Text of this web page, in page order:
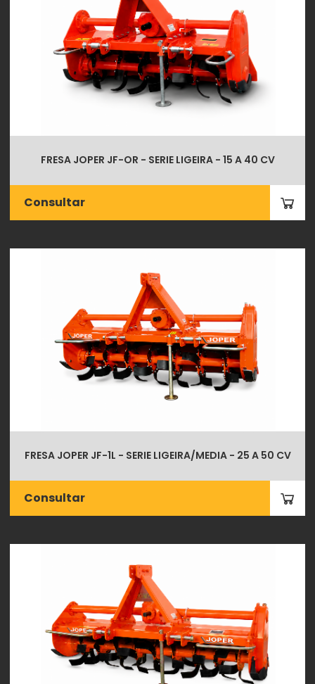
FRESA JOPER JF-OR - SERIE LIGEIRA - 15 A 40 CV
Consultar
FRESA JOPER JF-1L - SERIE LIGEIRA/MEDIA - 25 A 50 CV
Consultar